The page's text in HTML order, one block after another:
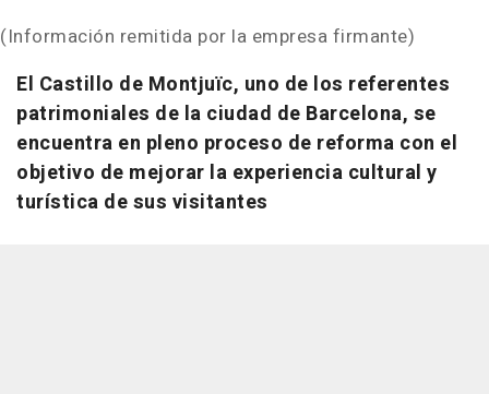
(Información remitida por la empresa firmante)
El Castillo de Montjuïc, uno de los referentes
patrimoniales de la ciudad de Barcelona, se
encuentra en pleno proceso de reforma con el
objetivo de mejorar la experiencia cultural y
turística de sus visitantes